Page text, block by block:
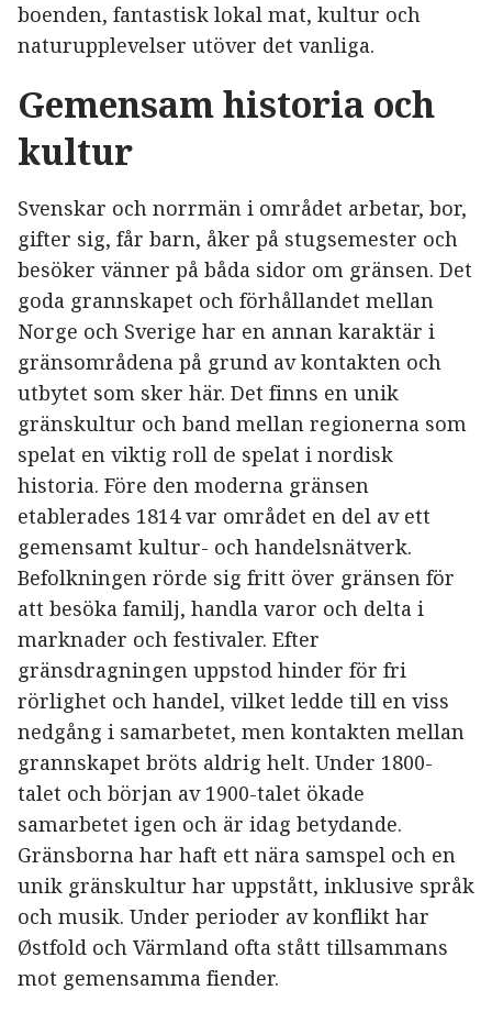
boenden, fantastisk lokal mat, kultur och
naturupplevelser utöver det vanliga.
Gemensam historia och
kultur
Svenskar och norrmän i området arbetar, bor,
gifter sig, får barn, åker på stugsemester och
besöker vänner på båda sidor om gränsen. Det
goda grannskapet och förhållandet mellan
Norge och Sverige har en annan karaktär i
gränsområdena på grund av kontakten och
utbytet som sker här. Det finns en unik
gränskultur och band mellan regionerna som
spelat en viktig roll de spelat i nordisk
historia. Före den moderna gränsen
etablerades 1814 var området en del av ett
gemensamt kultur- och handelsnätverk.
Befolkningen rörde sig fritt över gränsen för
att besöka familj, handla varor och delta i
marknader och festivaler. Efter
gränsdragningen uppstod hinder för fri
rörlighet och handel, vilket ledde till en viss
nedgång i samarbetet, men kontakten mellan
grannskapet bröts aldrig helt. Under 1800-
talet och början av 1900-talet ökade
samarbetet igen och är idag betydande.
Gränsborna har haft ett nära samspel och en
unik gränskultur har uppstått, inklusive språk
och musik. Under perioder av konflikt har
Østfold och Värmland ofta stått tillsammans
mot gemensamma fiender.